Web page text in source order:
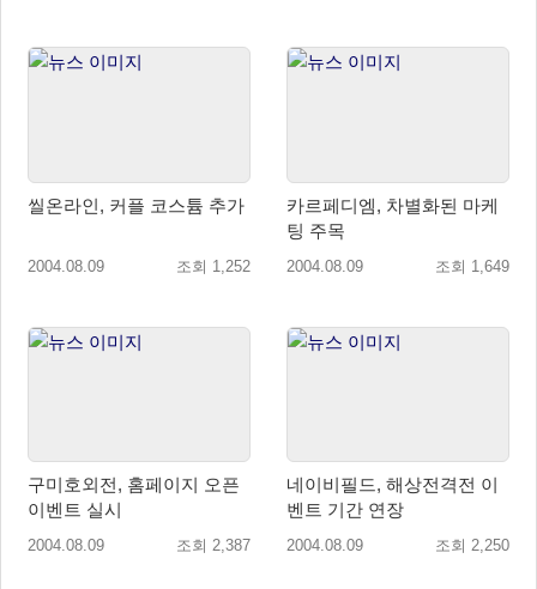
씰온라인, 커플 코스튬 추가
2004.08.09 조회 1,252
카르페디엠, 차별화된 마케
팅 주목
2004.08.09 조회 1,649
구미호외전, 홈페이지 오픈
이벤트 실시
2004.08.09 조회 2,387
네이비필드, 해상전격전 이
벤트 기간 연장
2004.08.09 조회 2,250